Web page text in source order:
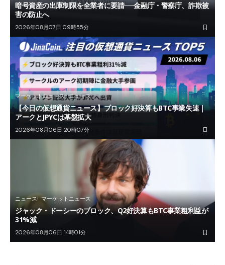
暗号資産の出庫制限を全業者に要請──金融庁・警察庁、詐欺被
害の防止へ
2026年08月07日 09時55分
マーケットニュース ニュース
【今日の仮想通貨ニュース】ブロック好決算もBTC事業失速｜
アークとJPYCは基盤拡大
2026年08月06日 20時07分
ニュース マーケットニュース
ジャック・ドーシーのブロック、Q2好決算もBTC事業粗利益が
31%減
2026年08月06日 14時01分